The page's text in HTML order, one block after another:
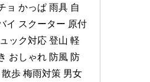
ョ かっぱ 雨具 自
イ スクーター 原付
ック対応 登山 軽
おしゃれ 防風 防
歩 梅雨対策 男女